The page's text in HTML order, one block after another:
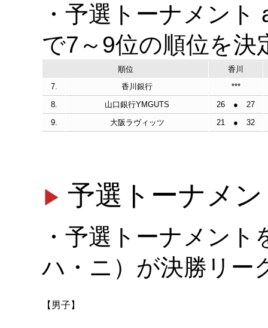
・予選トーナメン
で7～9位の順位を決
順位
香川
7.
香川銀行
***
8.
山口銀行YMGUTS 26 ●
27
9.
大阪ラヴィッツ 21 ● 32
予選トーナメ
・予選トーナメン
ハ・ニ）が決勝リー
【男子】